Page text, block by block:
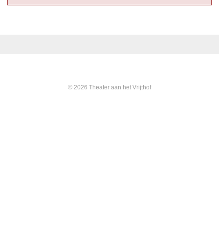
© 2026 Theater aan het Vrijthof